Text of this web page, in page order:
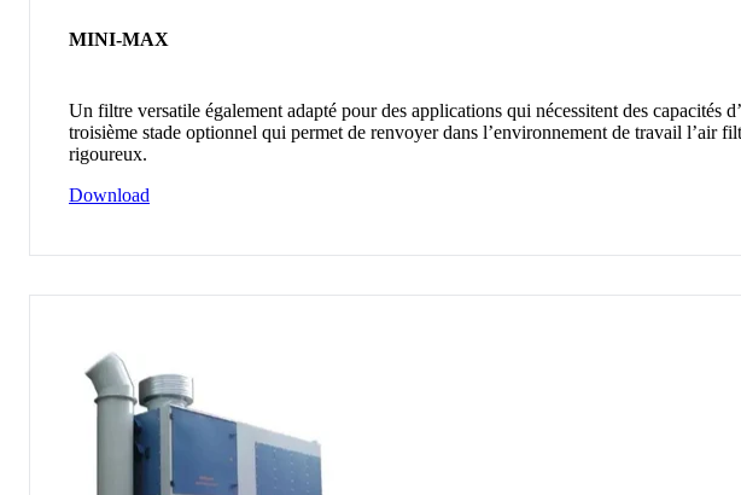
MINI-MAX
Un filtre versatile également adapté pour des applications qui nécessitent des capacités
troisième stade optionnel qui permet de renvoyer dans l’environnement de travail l’air
rigoureux.
Download